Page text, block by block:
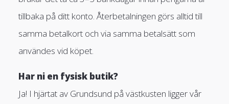
tillbaka på ditt konto. Återbetalningen görs alltid till
samma betalkort och via samma betalsätt som
användes vid köpet.
Har ni en fysisk butik?
Ja! I hjärtat av Grundsund på västkusten ligger vår